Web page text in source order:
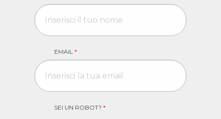
EMAIL *
SEI UN ROBOT? *